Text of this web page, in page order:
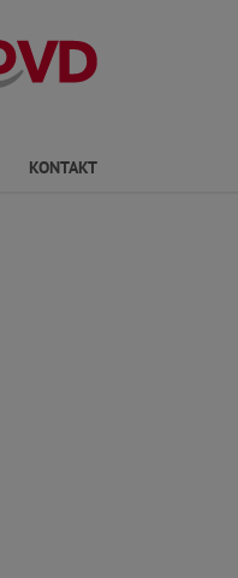
Kreisverband
KONTAKT